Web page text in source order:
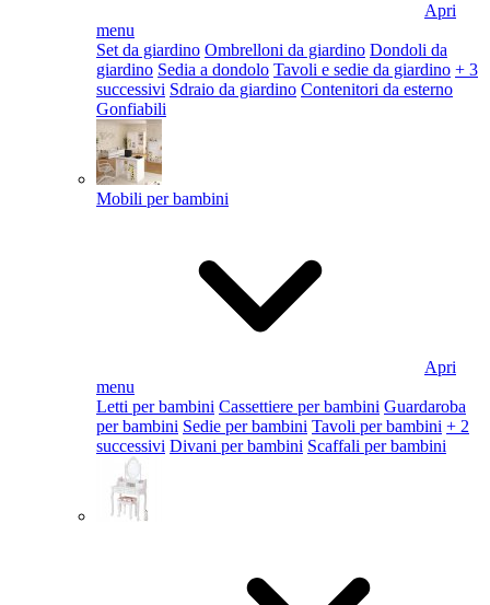
Apri
menu
Set da giardino Ombrelloni da giardino Dondoli da
giardino Sedia a dondolo Tavoli e sedie da giardino + 3
successivi Sdraio da giardino Contenitori da esterno
Gonfiabili
Mobili per bambini
Apri
menu
Letti per bambini Cassettiere per bambini Guardaroba
per bambini Sedie per bambini Tavoli per bambini + 2
successivi Divani per bambini Scaffali per bambini